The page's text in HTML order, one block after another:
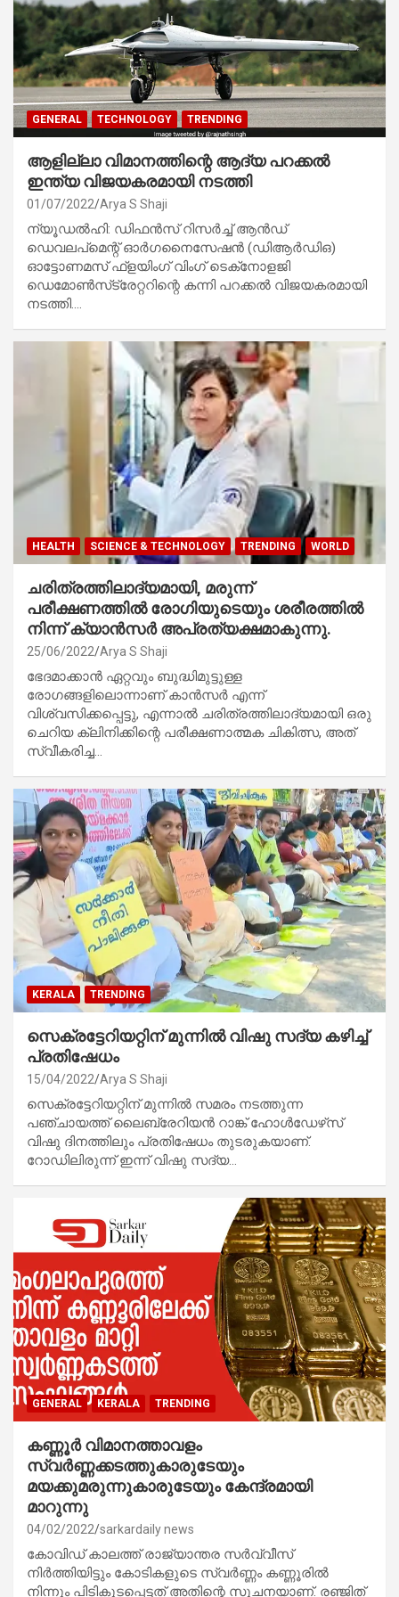
GENERAL TECHNOLOGY TRENDING
ആളില്ലാ വിമാനത്തിന്റെ ആദ്യ പറക്കൽ
ഇന്ത്യ വിജയകരമായി നടത്തി
01/07/2022 Arya S Shaji
ന്യൂഡൽഹി: ഡിഫൻസ് റിസർച്ച് ആൻഡ്
ഡെവലപ്‌മെന്റ് ഓർഗനൈസേഷൻ (ഡിആർഡിഒ)
ഓട്ടോണമസ് ഫ്‌ളയിംഗ് വിംഗ് ടെക്‌നോളജി
ഡെമോൺസ്‌ട്രേറ്ററിന്റെ കന്നി പറക്കൽ വിജയകരമായി
നടത്തി.…
HEALTH SCIENCE & TECHNOLOGY TRENDING WORLD
ചരിത്രത്തിലാദ്യമായി, മരുന്ന്
പരീക്ഷണത്തിൽ രോഗിയുടെയും ശരീരത്തിൽ
നിന്ന് ക്യാൻസർ അപ്രത്യക്ഷമാകുന്നു.
25/06/2022 Arya S Shaji
ഭേദമാക്കാൻ ഏറ്റവും ബുദ്ധിമുട്ടുള്ള
രോഗങ്ങളിലൊന്നാണ് കാൻസർ എന്ന്
വിശ്വസിക്കപ്പെട്ടു, എന്നാൽ ചരിത്രത്തിലാദ്യമായി ഒരു
ചെറിയ ക്ലിനിക്കിന്റെ പരീക്ഷണാത്മക ചികിത്സ, അത്
സ്വീകരിച്ച…
KERALA TRENDING
സെക്രട്ടേറിയറ്റിന് മുന്നില്‍ വിഷു സദ്യ കഴിച്ച്
പ്രതിഷേധം
15/04/2022 Arya S Shaji
സെക്രട്ടേറിയറ്റിന് മുന്നില്‍ സമരം നടത്തുന്ന
പഞ്ചായത്ത് ലൈബ്രേറിയന്‍ റാങ്ക് ഹോള്‍ഡേഴ്‌സ്
വിഷു ദിനത്തിലും പ്രതിഷേധം തുടരുകയാണ്.
റോഡിലിരുന്ന് ഇന്ന് വിഷു സദ്യ…
GENERAL KERALA TRENDING
കണ്ണൂർ വിമാനത്താവളം
സ്വർണ്ണക്കടത്തുകാരുടേയും
മയക്കുമരുന്നുകാരുടേയും കേന്ദ്രമായി
മാറുന്നു
04/02/2022 sarkardaily news
കോവിഡ് കാലത്ത് രാജ്യാന്തര സർവ്വീസ്
നിർത്തിയിട്ടും കോടികളുടെ സ്വർണ്ണം കണ്ണൂരിൽ
നിന്നും പിടികൂടപ്പെട്ടത് അതിന്റെ സൂചനയാണ്. രഞ്ജിത്